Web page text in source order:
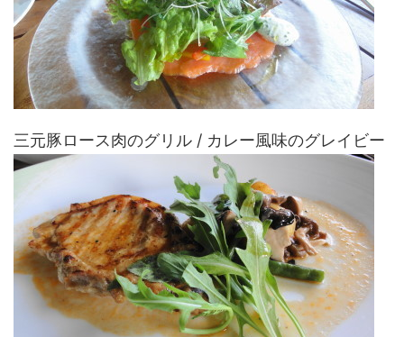
三元豚ロース肉のグリル / カレー風味のグレイビー